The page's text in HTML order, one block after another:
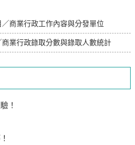
！
商業行政工作內容與分發單位
業行政錄取分數與錄取人數統計